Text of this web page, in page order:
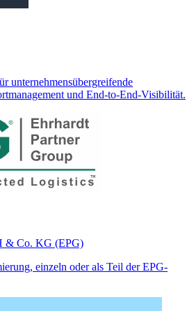
unternehmensübergreifende
und End-to-End-Visibilität.
& Co. KG (EPG)
einzeln oder als Teil der EPG-